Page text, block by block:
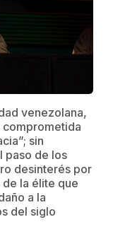
venezolana,
sin
paso de los
desinterés por
la élite que
a la
del siglo